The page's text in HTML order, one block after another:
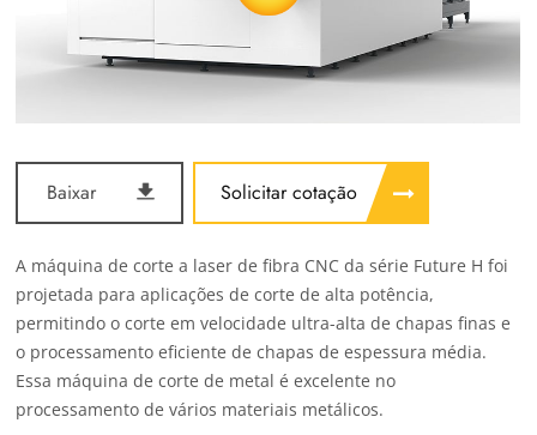
Baixar Solicitar cotação
A máquina de corte a laser de fibra CNC da série Future H foi
projetada para aplicações de corte de alta potência,
permitindo o corte em velocidade ultra-alta de chapas finas e
o processamento eficiente de chapas de espessura média.
Essa máquina de corte de metal é excelente no
processamento de vários materiais metálicos.